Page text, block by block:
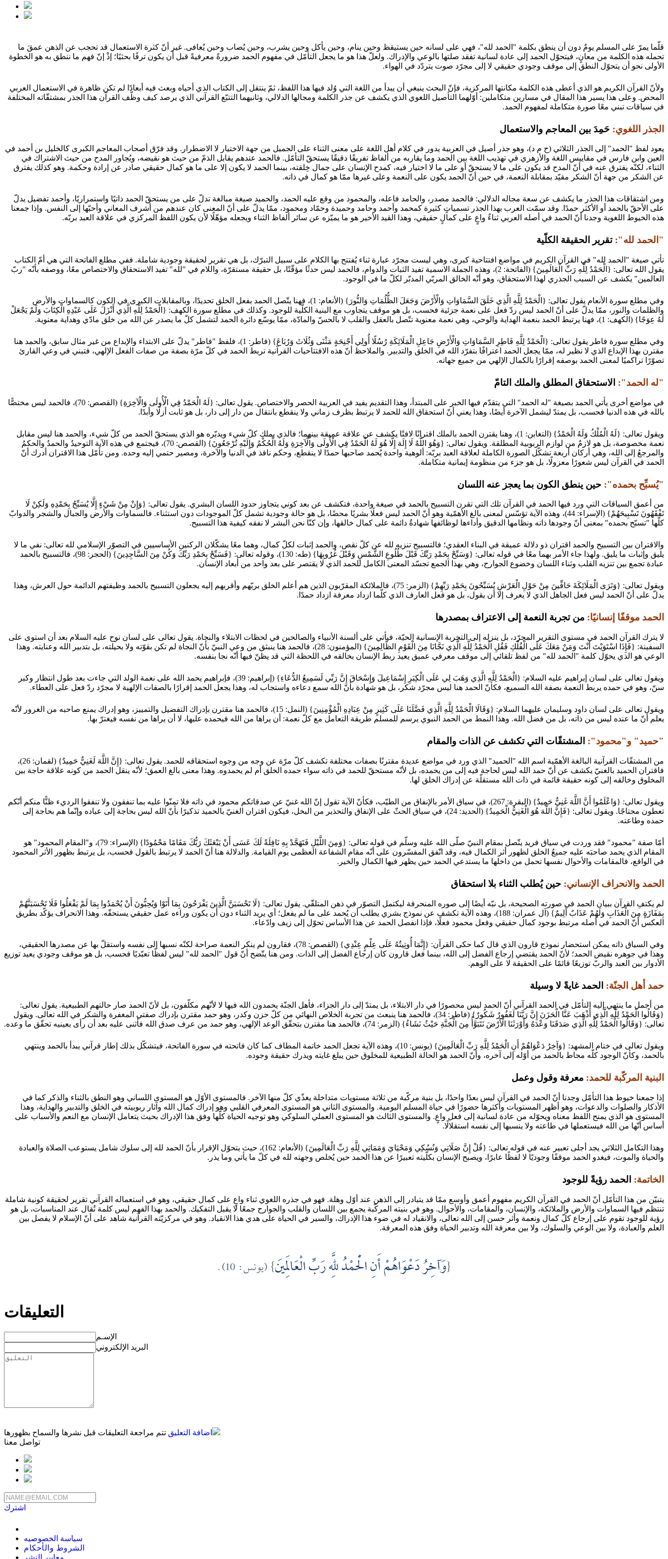
قلّما يمرّ على المسلم يومٌ دون أن ينطق بكلمة "الحمد لله"، فهي على لسانه حين يستيقظ وحين ينام، وحين يأكل وحين يشرب، وحين يُصاب وحين يُعافى. غير أنّ كثرة الاستعمال قد تحجب عن الذهن عمقَ ما
تحمله هذه الكلمة من معانٍ، فيتحوّل الحمد إلى عادة لسانية تفقد صلتها بالوعي والإدراك. ولعلّ هذا هو ما يجعل التأمّل في مفهوم الحمد ضرورةً معرفيةً قبل أن يكون ترفًا بحثيًا؛ إذْ إنّ فهم ما ننطق به هو الخطوة
الأولى نحو أن يتحوّل النطق إلى موقف وجودي حقيقي لا إلى مجرّد صوت يتردّد في الهواء.
ولأنّ القرآن الكريم هو الذي أعطى هذه الكلمة مكانتها المركزية، فإنّ البحث ينبغي أن يبدأ من اللغة التي وُلد فيها هذا اللفظ، ثمّ ينتقل إلى الكتاب الذي أحياه وبعث فيه أبعادًا لم تكن ظاهرة في الاستعمال العربي
المحض. وعلى هذا يسير هذا المقال في مسارين متكاملين: أوّلهما التأصيل اللغوي الذي يكشف عن جذر الكلمة ومجالها الدلالي، وثانيهما التتبّع القرآني الذي يرصد كيف وظّف القرآن هذا الجذر بمشتقّاته المختلفة
في سياقات تبني معًا صورة متكاملة لمفهوم الحمد.
الجذر اللغوي: حَمِدَ بين المعاجم والاستعمال
يعود لفظ "الحمد" إلى الجذر الثلاثي (ح م د)، وهو جذر أصيل في العربية يدور في كلام أهل اللغة على معنى الثناء على الجميل من جهة الاختيار لا الاضطرار. وقد فرّق أصحاب المعاجم الكبرى كالخليل بن أحمد في
العين وابن فارس في مقاييس اللغة والأزهري في تهذيب اللغة بين الحمد وما يقاربه من ألفاظ تفريقًا دقيقًا يستحقّ التأمّل. فالحمد عندهم يقابل الذمّ من حيث هو نقيضه، ويُجاور المدح من حيث الاشتراك في
الثناء، لكنّه يفترق عنه في أنّ المدح قد يكون على ما لا يستحقّ أو على ما لا اختيار فيه، كمدح الإنسان على جمال خِلقته، بينما الحمد لا يكون إلا على ما هو كمال حقيقي صادر عن إرادة وحكمة. وهو كذلك يفترق
عن الشكر من جهة أنّ الشكر مقيّد بمقابلة النعمة، في حين أنّ الحمد يكون على النعمة وعلى غيرها ممّا هو كمال في ذاته.
ومن اشتقاقات هذا الجذر ما يكشف عن سعة مجاله الدلالي: فالحمد مصدر، والحامد فاعله، والمحمود من وقع عليه الحمد، والحميد صيغة مبالغة تدلّ على من يستحقّ الحمد ذاتيًا واستمراريًا، وأحمد تفضيل يدلّ
على الأحقّ بالحمد أو الأكثر حمدًا. وقد سمّت العرب بهذا الجذر تسمياتٍ كثيرة كمحمد وأحمد وحامد وحميدة وحمّاد ومحمود، ممّا يدلّ على أنّ المعنى كان عندهم من أشرف المعاني وأحبّها إلى النفس. وإذا جمعنا
هذه الخيوط اللغوية وجدنا أنّ الحمد في أصله العربي ثناءٌ واعٍ على كمالٍ حقيقي، وهذا القيد الأخير هو ما يميّزه عن سائر ألفاظ الثناء ويجعله مؤهّلًا لأن يكون اللفظ المركزي في علاقة العبد بربّه.
"الحمد لله": تقرير الحقيقة الكلّية
تأتي صيغة "الحمد لله" في القرآن الكريم في مواضع افتتاحية كبرى، وهي ليست مجرّد عبارة ثناء يُفتتح بها الكلام على سبيل التبرّك، بل هي تقرير لحقيقة وجودية شاملة. ففي مطلع الفاتحة التي هي أمّ الكتاب
يقول الله تعالى: {الْحَمْدُ لِلَّهِ رَبِّ الْعَالَمِينَ} (الفاتحة: 2)، وهذه الجملة الاسمية تفيد الثبات والدوام، فالحمد ليس حدثًا مؤقّتًا، بل حقيقة مستقرّة، واللام في "لله" تفيد الاستحقاق والاختصاص معًا، ووصفه بأنّه "ربّ
العالمين" يكشف عن السبب الجذري لهذا الاستحقاق، وهو أنّه الخالق المربّي المدبّر لكلّ ما في الوجود.
وفي مطلع سورة الأنعام يقول تعالى: {الْحَمْدُ لِلَّهِ الَّذِي خَلَقَ السَّمَاوَاتِ وَالْأَرْضَ وَجَعَلَ الظُّلُمَاتِ وَالنُّورَ} (الأنعام: 1)، فهنا يتّصل الحمد بفعل الخلق تحديدًا، وبالمقابلات الكبرى في الكون كالسماوات والأرض
والظلمات والنور، ممّا يدلّ على أنّ الحمد ليس ردّ فعل على نعمة جزئية فحسب، بل هو موقف يتجاوب مع البنية الكلّية للوجود. وكذلك في مطلع سورة الكهف: {الْحَمْدُ لِلَّهِ الَّذِي أَنْزَلَ عَلَى عَبْدِهِ الْكِتَابَ وَلَمْ يَجْعَلْ
لَهُ عِوَجًا} (الكهف: 1)، فهنا يرتبط الحمد بنعمة الهداية والوحي، وهي نعمة معنوية تتّصل بالعقل والقلب لا بالحسّ والمادّة، ممّا يوسّع دائرة الحمد لتشمل كلّ ما يصدر عن الله من خلق مادّي وهداية معنوية.
وفي مطلع سورة فاطر يقول تعالى: {الْحَمْدُ لِلَّهِ فَاطِرِ السَّمَاوَاتِ وَالْأَرْضِ جَاعِلِ الْمَلَائِكَةِ رُسُلًا أُولِي أَجْنِحَةٍ مَثْنَى وَثُلَاثَ وَرُبَاعَ} (فاطر: 1)، فلفظ "فاطر" يدلّ على الابتداء والإبداع من غير مثال سابق، والحمد هنا
مقترن بهذا الإبداع الذي لا نظير له، ممّا يجعل الحمد اعترافًا بتفرّد الله في الخلق والتدبير. والملاحظ أنّ هذه الافتتاحيات القرآنية تربط الحمد في كلّ مرّة بصفة من صفات الفعل الإلهي، فتبني في وعي القارئ
تصوّرًا تراكميًا لمعنى الحمد بوصفه إقرارًا بالكمال الإلهي من جميع جهاته.
"له الحمد": الاستحقاق المطلق والملك التامّ
في مواضع أخرى يأتي الحمد بصيغة "له الحمد" التي يتقدّم فيها الخبر على المبتدأ، وهذا التقديم يفيد في العربية الحصر والاختصاص. يقول تعالى: {لَهُ الْحَمْدُ فِي الْأُولَى وَالْآخِرَةِ} (القصص: 70)، فالحمد ليس مختصًّا
بالله في هذه الدنيا فحسب، بل يمتدّ ليشمل الآخرة أيضًا، وهذا يعني أنّ استحقاق الله للحمد لا يرتبط بظرف زماني ولا ينقطع بانتقال من دار إلى دار، بل هو ثابت أزلًا وأبدًا.
ويقول تعالى: {لَهُ الْمُلْكُ وَلَهُ الْحَمْدُ} (التغابن: 1)، وهنا يقترن الحمد بالملك اقترانًا لافتًا يكشف عن علاقة عميقة بينهما؛ فالذي يملك كلّ شيء ويدبّره هو الذي يستحقّ الحمد من كلّ شيء، والحمد هنا ليس مقابل
نعمة مخصوصة، بل هو لازمٌ من لوازم الربوبية المطلقة. ويقول تعالى: {وَهُوَ اللَّهُ لَا إِلَهَ إِلَّا هُوَ لَهُ الْحَمْدُ فِي الْأُولَى وَالْآخِرَةِ وَلَهُ الْحُكْمُ وَإِلَيْهِ تُرْجَعُونَ} (القصص: 70)، فيجتمع في هذه الآية التوحيدُ والحمدُ والحكمُ
والمرجعُ إلى الله، وهي أركان أربعة تشكّل الصورة الكاملة لعلاقة العبد بربّه: ألوهية واحدة يُحمد صاحبها حمدًا لا ينقطع، وحكم نافذ في الدنيا والآخرة، ومصير حتمي إليه وحده. ومن تأمّل هذا الاقتران أدرك أنّ
الحمد في القرآن ليس شعورًا معزولًا، بل هو جزء من منظومة إيمانية متكاملة.
"يُسبِّح بحمده": حين ينطق الكون بما يعجز عنه اللسان
من أعمق السياقات التي ورد فيها الحمد في القرآن تلك التي تقرن التسبيح بالحمد في صيغة واحدة، فتكشف عن بعد كوني يتجاوز حدود اللسان البشري. يقول تعالى: {وَإِنْ مِنْ شَيْءٍ إِلَّا يُسَبِّحُ بِحَمْدِهِ وَلَكِنْ لَا
تَفْقَهُونَ تَسْبِيحَهُمْ} (الإسراء: 44)، وهذه الآية تؤسّس لمعنى بالغ الأهمّية وهو أنّ الحمد ليس فعلًا بشريًا محضًا، بل هو حالة وجودية تشمل كلّ الموجودات دون استثناء. فالسماوات والأرض والجبال والشجر والدوابّ
كلّها "تسبّح بحمده" بمعنى أنّ وجودها ذاته ونظامها الدقيق وأداءها لوظائفها شهادةٌ دائمة على كمال خالقها، وإن كنّا نحن البشر لا نفقه كيفية هذا التسبيح.
والاقتران بين التسبيح والحمد اقتران ذو دلالة عميقة في البناء العقدي؛ فالتسبيح تنزيه لله عن كلّ نقص، والحمد إثبات لكلّ كمال، وهما معًا يشكّلان الركنين الأساسيين في التصوّر الإسلامي لله تعالى: نفي ما لا
يليق وإثبات ما يليق. ولهذا جاء الأمر بهما معًا في قوله تعالى: {وَسَبِّحْ بِحَمْدِ رَبِّكَ قَبْلَ طُلُوعِ الشَّمْسِ وَقَبْلَ غُرُوبِهَا} (طه: 130)، وقوله تعالى: {فَسَبِّحْ بِحَمْدِ رَبِّكَ وَكُنْ مِنَ السَّاجِدِينَ} (الحجر: 98)، فالتسبيح بالحمد
عبادة تجمع بين تنزيه القلب وثناء اللسان وخضوع الجوارح، وهي بهذا الجمع تجسّد المعنى الكامل للحمد الذي لا يقتصر على بعد واحد من أبعاد الإنسان.
ويقول تعالى: {وَتَرَى الْمَلَائِكَةَ حَافِّينَ مِنْ حَوْلِ الْعَرْشِ يُسَبِّحُونَ بِحَمْدِ رَبِّهِمْ} (الزمر: 75)، فالملائكة المقرّبون الذين هم أعلم الخلق بربّهم وأقربهم إليه يجعلون التسبيح بالحمد وظيفتهم الدائمة حول العرش، وهذا
يدلّ على أنّ الحمد ليس فعل الجاهل الذي لا يعرف إلا أن يقول، بل هو فعل العارف الذي كلّما ازداد معرفة ازداد حمدًا.
الحمد موقفًا إنسانيًا: من تجربة النعمة إلى الاعتراف بمصدرها
لا يترك القرآن الحمد في مستوى التقرير المجرّد، بل ينزله إلى التجربة الإنسانية الحيّة، فيأتي على ألسنة الأنبياء والصالحين في لحظات الابتلاء والنجاة. يقول تعالى على لسان نوح عليه السلام بعد أن استوى على
السفينة: {فَإِذَا اسْتَوَيْتَ أَنْتَ وَمَنْ مَعَكَ عَلَى الْفُلْكِ فَقُلِ الْحَمْدُ لِلَّهِ الَّذِي نَجَّانَا مِنَ الْقَوْمِ الظَّالِمِينَ} (المؤمنون: 28)، فالحمد هنا ينبثق من وعي النبيّ بأنّ النجاة لم تكن بقوّته ولا بحيلته، بل بتدبير الله وعنايته. وهذا
الوعي هو الذي يحوّل كلمة "الحمد لله" من لفظ تلقائي إلى موقف معرفي عميق يعيد ربط الإنسان بخالقه في اللحظة التي قد يظنّ فيها أنّه نجا بنفسه.
ويقول تعالى على لسان إبراهيم عليه السلام: {الْحَمْدُ لِلَّهِ الَّذِي وَهَبَ لِي عَلَى الْكِبَرِ إِسْمَاعِيلَ وَإِسْحَاقَ إِنَّ رَبِّي لَسَمِيعُ الدُّعَاءِ} (إبراهيم: 39)، فإبراهيم يحمد الله على نعمة الولد التي جاءت بعد طول انتظار وكبر
سنّ، وهو في حمده يربط النعمة بصفة الله السميع، فكأنّ الحمد هنا ليس مجرّد شكر، بل هو شهادة بأنّ الله سمع دعاءه واستجاب له، وهذا يجعل الحمد إقرارًا بالصفات الإلهية لا مجرّد ردّ فعل على العطاء.
ويقول تعالى على لسان داود وسليمان عليهما السلام: {وَقَالَا الْحَمْدُ لِلَّهِ الَّذِي فَضَّلَنَا عَلَى كَثِيرٍ مِنْ عِبَادِهِ الْمُؤْمِنِينَ} (النمل: 15)، فالحمد هنا مقترن بإدراك التفضيل والتمييز، وهو إدراك يمنع صاحبه من الغرور لأنّه
يعلم أنّ ما عنده ليس من ذاته، بل من فضل الله. وهذا النمط من الحمد النبوي يرسم للمسلم طريقة التعامل مع كلّ نعمة: أن يراها من الله فيحمده عليها، لا أن يراها من نفسه فيغترّ بها.
"حميد" و"محمود": المشتقّات التي تكشف عن الذات والمقام
من المشتقّات القرآنية البالغة الأهمّية اسم الله "الحميد" الذي ورد في مواضع عديدة مقترنًا بصفات مختلفة تكشف كلّ مرّة عن وجه من وجوه استحقاقه للحمد. يقول تعالى: {إِنَّ اللَّهَ لَغَنِيٌّ حَمِيدٌ} (لقمان: 26)،
فاقتران الحميد بالغنيّ يكشف عن أنّ حمد الله ليس لحاجة فيه إلى من يحمده، بل لأنّه مستحقّ للحمد في ذاته سواء حمده الخلق أم لم يحمدوه. وهذا معنى بالغ العمق؛ لأنّه ينقل الحمد من كونه علاقة حاجة بين
المخلوق وخالقه إلى كونه حقيقة قائمة في ذات الله مستقلّة عن إدراك الخلق لها.
ويقول تعالى: {وَاعْلَمُوا أَنَّ اللَّهَ غَنِيٌّ حَمِيدٌ} (البقرة: 267)، في سياق الأمر بالإنفاق من الطيّب، فكأنّ الآية تقول إنّ الله غنيّ عن صدقاتكم محمود في ذاته فلا تمنّوا عليه بما تنفقون ولا تنفقوا الرديء ظنًّا منكم أنّكم
تعطون محتاجًا. ويقول تعالى: {فَإِنَّ اللَّهَ هُوَ الْغَنِيُّ الْحَمِيدُ} (الحديد: 24)، في سياق الحثّ على الإنفاق والتحذير من البخل، فيكون اقتران الغنيّ بالحميد تذكيرًا بأنّ الله ليس بحاجة إلى عباده وإنّما هم بحاجة إلى
حمده وطاعته.
أمّا صفة "محمود" فقد وردت في سياق فريد يتّصل بمقام النبيّ صلّى الله عليه وسلّم في قوله تعالى: {وَمِنَ اللَّيْلِ فَتَهَجَّدْ بِهِ نَافِلَةً لَكَ عَسَى أَنْ يَبْعَثَكَ رَبُّكَ مَقَامًا مَحْمُودًا} (الإسراء: 79)، و"المقام المحمود" هو
المقام الذي يحمد صاحبَه عليه جميعُ الخلق لظهور أثر الكمال فيه، وقد اتّفق المفسّرون على أنّه مقام الشفاعة العظمى يوم القيامة. والدلالة هنا أنّ الحمد لا يرتبط بالقول فحسب، بل يرتبط بظهور الأثر المحمود
في الواقع، فالمقامات والأحوال نفسها تحمل من داخلها ما يستدعي الحمد حين يظهر فيها الكمال والخير.
الحمد والانحراف الإنساني: حين يُطلب الثناء بلا استحقاق
لم يكتفِ القرآن ببيان الحمد في صورته الصحيحة، بل نبّه أيضًا إلى صوره المنحرفة ليكتمل التصوّر في ذهن المتلقّي. يقول تعالى: {لَا تَحْسَبَنَّ الَّذِينَ يَفْرَحُونَ بِمَا أَتَوْا وَيُحِبُّونَ أَنْ يُحْمَدُوا بِمَا لَمْ يَفْعَلُوا فَلَا تَحْسَبَنَّهُمْ
بِمَفَازَةٍ مِنَ الْعَذَابِ وَلَهُمْ عَذَابٌ أَلِيمٌ} (آل عمران: 188)، وهذه الآية تكشف عن نموذج بشري يطلب أن يُحمد على ما لم يفعل؛ أي يريد الثناء دون أن يكون وراءه عمل حقيقي يستحقّه. وهذا الانحراف يؤكّد بطريق
العكس أنّ الحمد في أصله مرتبط بوجود كمال حقيقي وفعل محمود فعلًا، فإذا انفصل الحمد عن هذا الأساس تحوّل إلى زيف وادّعاء.
وفي السياق ذاته يمكن استحضار نموذج قارون الذي قال كما حكى القرآن: {إِنَّمَا أُوتِيتُهُ عَلَى عِلْمٍ عِنْدِي} (القصص: 78)، فقارون لم ينكر النعمة صراحة لكنّه نسبها إلى نفسه واستقلّ بها عن مصدرها الحقيقي،
وهذا في جوهره نقيض الحمد؛ لأنّ الحمد يقتضي إرجاع الفضل إلى الله، بينما فعل قارون كان إرجاع الفضل إلى الذات. ومن هنا يتّضح أنّ قول "الحمد لله" ليس لفظًا تعبّديًا فحسب، بل هو موقف وجودي يعيد توزيع
الأدوار بين العبد والربّ توزيعًا قائمًا على الحقيقة لا على الوهم.
حمد أهل الجنّة: الحمد غايةً لا وسيلة
من أجمل ما ينتهي إليه التأمّل في الحمد القرآني أنّ الحمد ليس محصورًا في دار الابتلاء، بل يمتدّ إلى دار الجزاء، فأهل الجنّة يحمدون الله فيها لا لأنّهم مكلّفون، بل لأنّ الحمد صار حالتهم الطبيعية. يقول تعالى:
{وَقَالُوا الْحَمْدُ لِلَّهِ الَّذِي أَذْهَبَ عَنَّا الْحَزَنَ إِنَّ رَبَّنَا لَغَفُورٌ شَكُورٌ} (فاطر: 34)، فالحمد هنا ينبعث من تجربة الخلاص النهائي من كلّ حزن وكدر، وهو حمد مقترن بإدراك صفتي المغفرة والشكر في الله تعالى. ويقول
تعالى: {وَقَالُوا الْحَمْدُ لِلَّهِ الَّذِي صَدَقَنَا وَعْدَهُ وَأَوْرَثَنَا الْأَرْضَ نَتَبَوَّأُ مِنَ الْجَنَّةِ حَيْثُ نَشَاءُ} (الزمر: 74)، فالحمد هنا مقترن بتحقّق الوعد الإلهي، وهو حمد من عرف صدق الله فأثنى عليه بعد أن رأى بعينيه تحقّق ما وعده.
ويقول تعالى في ختام المشهد: {وَآخِرُ دَعْوَاهُمْ أَنِ الْحَمْدُ لِلَّهِ رَبِّ الْعَالَمِينَ} (يونس: 10)، وهذه الآية تجعل الحمد خاتمة المطاف كما كان فاتحته في سورة الفاتحة، فيتشكّل بذلك إطار قرآني يبدأ بالحمد وينتهي
بالحمد، وكأنّ الوجود كلّه محاط بالحمد من أوّله إلى آخره، وأنّ الحمد هو الحالة الطبيعية للمخلوق حين يبلغ غايته ويدرك حقيقة وجوده.
البنية المركّبة للحمد: معرفة وقول وعمل
إذا جمعنا خيوط هذا التأمّل وجدنا أنّ الحمد في القرآن ليس بعدًا واحدًا، بل بنية مركّبة من ثلاثة مستويات متداخلة يغذّي كلّ منها الآخر. فالمستوى الأوّل هو المستوى اللساني وهو النطق بالثناء والذكر كما في
الأذكار والصلوات والدعوات، وهو أظهر المستويات وأكثرها حضورًا في حياة المسلم اليومية. والمستوى الثاني هو المستوى المعرفي القلبي وهو إدراك كمال الله وآثار ربوبيته في الخلق والتدبير والهداية، وهذا
المستوى هو الذي يمنح اللفظ معناه ويحوّله من عادة لسانية إلى فعل واعٍ. والمستوى الثالث هو المستوى العملي السلوكي وهو توجيه الحياة كلّها وفق هذا الإدراك بحيث يتعامل الإنسان مع النعم والأسباب على
أساس أنّها من الله فيستعملها في طاعته ولا ينسبها إلى نفسه استقلالًا.
وهذا التكامل الثلاثي يجد أجلى تعبير عنه في قوله تعالى: {قُلْ إِنَّ صَلَاتِي وَنُسُكِي وَمَحْيَايَ وَمَمَاتِي لِلَّهِ رَبِّ الْعَالَمِينَ} (الأنعام: 162)، حيث يتحوّل الإقرار بأنّ الحمد لله إلى سلوك شامل يستوعب الصلاة والعبادة
والحياة والموت، فيغدو الحمد موقفًا وجوديًا لا لفظًا عابرًا، ويصبح الإنسان بكلّيته تعبيرًا عن هذا الحمد حين يُخلص وجهته لله في كلّ ما يأتي وما يذر.
الخاتمة: الحمد رؤيةً للوجود
يتبيّن من هذا التأمّل أنّ الحمد في القرآن الكريم مفهوم أعمق وأوسع ممّا قد يتبادر إلى الذهن عند أوّل وهلة. فهو في جذره اللغوي ثناء واعٍ على كمال حقيقي، وهو في استعماله القرآني تقرير لحقيقة كونية شاملة
تنتظم فيها السماوات والأرض والملائكة، والإنسان، والمقامات، والأحوال. وهو في بنيته المركّبة يجمع بين اللسان والقلب والجوارح جمعًا لا يقبل التفكيك. والحمد بهذا الفهم ليس كلمة تُقال عند المناسبات، بل هو
رؤية للوجود تقوم على إرجاع كلّ كمال ونعمة وأثر حسن إلى الله تعالى، والانقياد له في ضوء هذا الإدراك، والسير في الحياة على هدي هذا الانقياد. وهو في مركزيّته القرآنية شاهد على أنّ الإسلام لا يفصل بين
العلم والعبادة، ولا بين الوعي والسلوك، ولا بين معرفة الله وتدبير الحياة وفق هذه المعرفة.
التعليقات
الإسـم
البريد الإلكتروني
اضافة التعليق تتم مراجعة التعليقات قبل نشرها والسماح بظهورها
تواصل معنا
اشترك
سياسة الخصوصيه
الشروط والأحكام